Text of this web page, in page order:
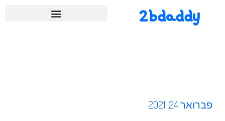
2bdaddy
פברואר 24, 2021